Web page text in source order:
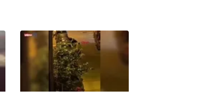
Kastamonu'da vahşet!
Komşusunu öldürüp evini
ve aracını ateşe verdi |
06.08.2026 | 15:49
Muğla'da park halindeki
midibüste yangın çıktı |
Video
06.08.2026 | 15:35